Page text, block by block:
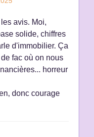
avis. Moi,
solide, chiffres
d'immobilier. Ça
fac où on nous
horreur
donc courage